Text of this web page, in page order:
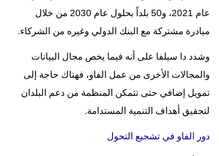
عام 2021، و50 بلداً بحلول عام 2030 من خلال
مبادرة مشتركة مع البنك الدولي وغيره من الشركاء.
وشدد دا سيلفا على أنه فيما يخص مجال البيانات
والمجالات الأخرى من عمل الفاو، فهناك حاجة إلى
تمويل إضافي حتى تتمكن المنظمة من دعم البلدان
لتحقيق أهداف التنمية المستدامة.
دور الفاو في تشجيع التحول